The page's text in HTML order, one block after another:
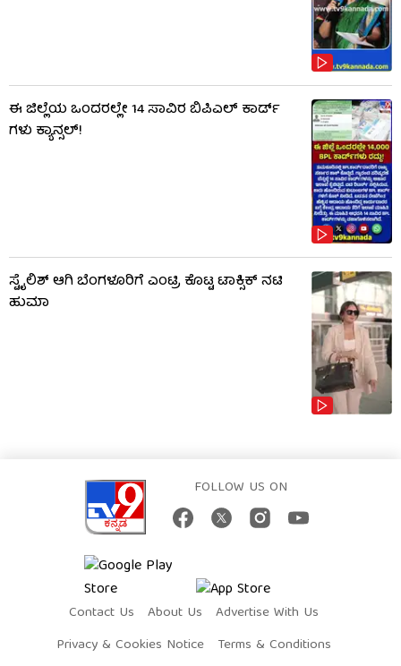
ಈ ಜಿಲ್ಲೆಯ ಒಂದರಲ್ಲೇ 14 ಸಾವಿರ ಬಿಪಿಎಲ್​ ಕಾರ್ಡ್​
ಗಳು ಕ್ಯಾನ್ಸಲ್!
ಸ್ಟೈಲಿಶ್ ಆಗಿ ಬೆಂಗಳೂರಿಗೆ ಎಂಟ್ರಿ ಕೊಟ್ಟ ಟಾಕ್ಸಿಕ್ ನಟಿ
ಹುಮಾ
FOLLOW US ON
Contact Us About Us
Advertise With Us
Privacy & Cookies Notice
Terms & Conditions